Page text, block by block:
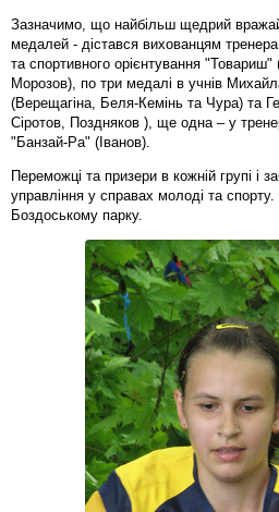
Зазначимо, що найбільш щедрий
медалей - дістався вихованцям
та спортивного орієнтування
Морозов), по три медалі в учнів
(Верещагіна, Беля-Кемінь та Чура) та
Сіротов, Поздняков ), ще одна – у
"Банзай-Ра" (Іванов).
Переможці та призери в кожній групі і
управління у справах молоді та
Боздоському парку.